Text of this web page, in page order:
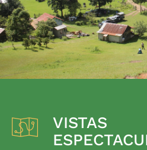
VISTAS